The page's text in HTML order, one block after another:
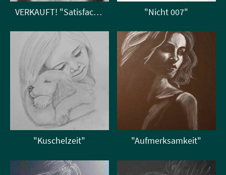
VERKAUFT! "Satisfaction" "Nicht 007"
"Kuschelzeit" "Aufmerksamkeit"